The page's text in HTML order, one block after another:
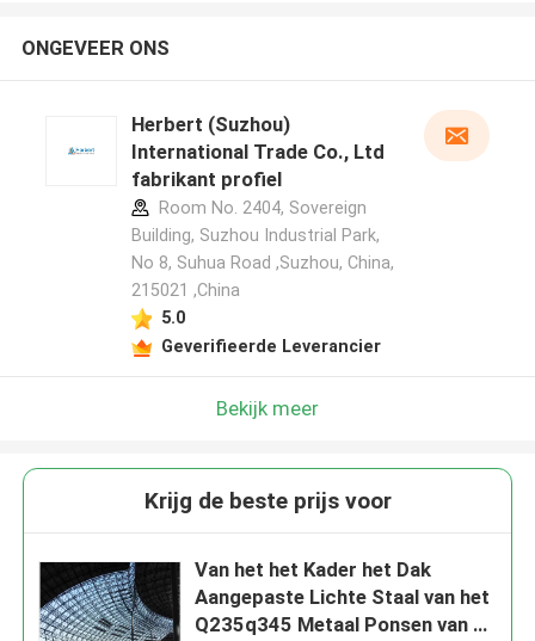
ONGEVEER ONS
Herbert (Suzhou)
International Trade Co., Ltd
fabrikant profiel
Room No. 2404, Sovereign
Building, Suzhou Industrial Park,
No 8, Suhua Road ,Suzhou, China,
215021 ,China
5.0
Geverifieerde Leverancier
Bekijk meer
Krijg de beste prijs voor
Van het het Kader het Dak
Aangepaste Lichte Staal van het
Q235q345 Metaal Ponsen van de